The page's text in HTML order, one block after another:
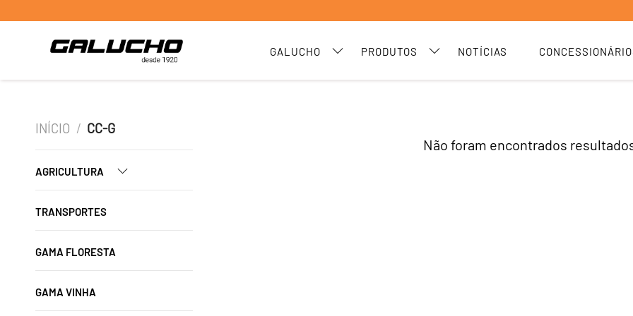
GALUCHO PRODUTOS NOTÍCIAS
INÍCIO / CC-G
AGRICULTURA
TRANSPORTES
GAMA FLORESTA
GAMA VINHA
Não foram encontrados